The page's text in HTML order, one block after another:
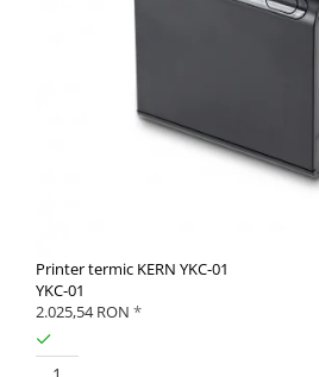
Printer termic KERN YKC-01
YKC-01
2.025,54 RON *